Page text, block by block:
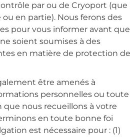
par ou de Cryoport (que
en partie). Nous ferons des
pour vous informer avant que
soient soumises à des
en matière de protection de
être amenés à
personnelles ou toute
nous recueillons à votre
en toute bonne foi
est nécessaire pour : (1)